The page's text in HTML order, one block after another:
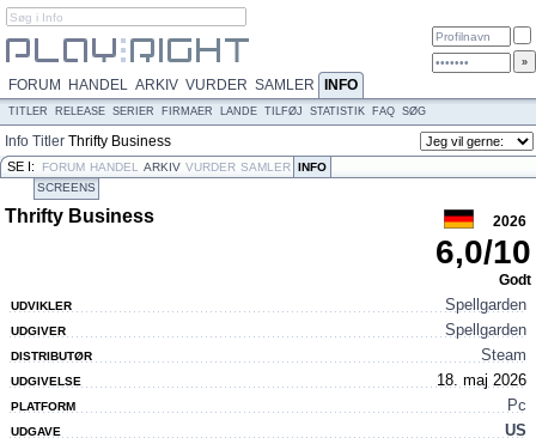
FORUM HANDEL ARKIV VURDER SAMLER INFO
TITLER RELEASE SERIER FIRMAER LANDE TILFØJ STATISTIK FAQ SØG
Info Titler Thrifty Business
SE I: FORUM HANDEL ARKIV VURDER SAMLER INFO
SCREENS
Thrifty Business 2026
6,0/10
Godt
UDVIKLER Spellgarden
UDGIVER Spellgarden
DISTRIBUTØR Steam
UDGIVELSE 18. maj 2026
PLATFORM Pc
UDGAVE US